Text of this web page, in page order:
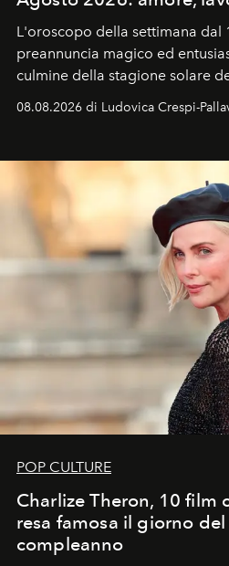
L'oroscopo della settimana dal
preannuncia magico ed
culmine della stagione solare
ideale per la notte delle Perseidi.
08.08.2026 di Ludovica Crespi-
POP CULTURE
Charlize Theron, 10 film
resa famosa il giorno
compleanno